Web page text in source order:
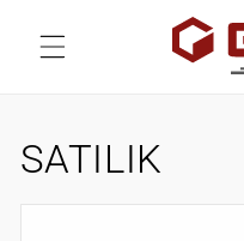
atla
K
o
SATILIK